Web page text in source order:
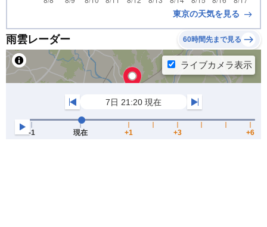
東京の天気を見る
雨雲レーダー 60時間先まで見る